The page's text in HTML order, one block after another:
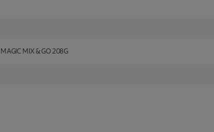
MIX & GO 208G